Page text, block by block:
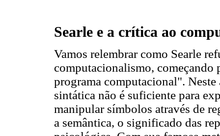
Searle e a crítica ao
Vamos relembrar como Searle
computacionalismo, começando
programa computacional".
sintática não é suficiente para
manipular símbolos através de
a semântica, o significado das